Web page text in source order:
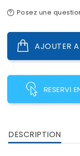
Posez une
AJOUTER
RESERVI
DESCRIPTION